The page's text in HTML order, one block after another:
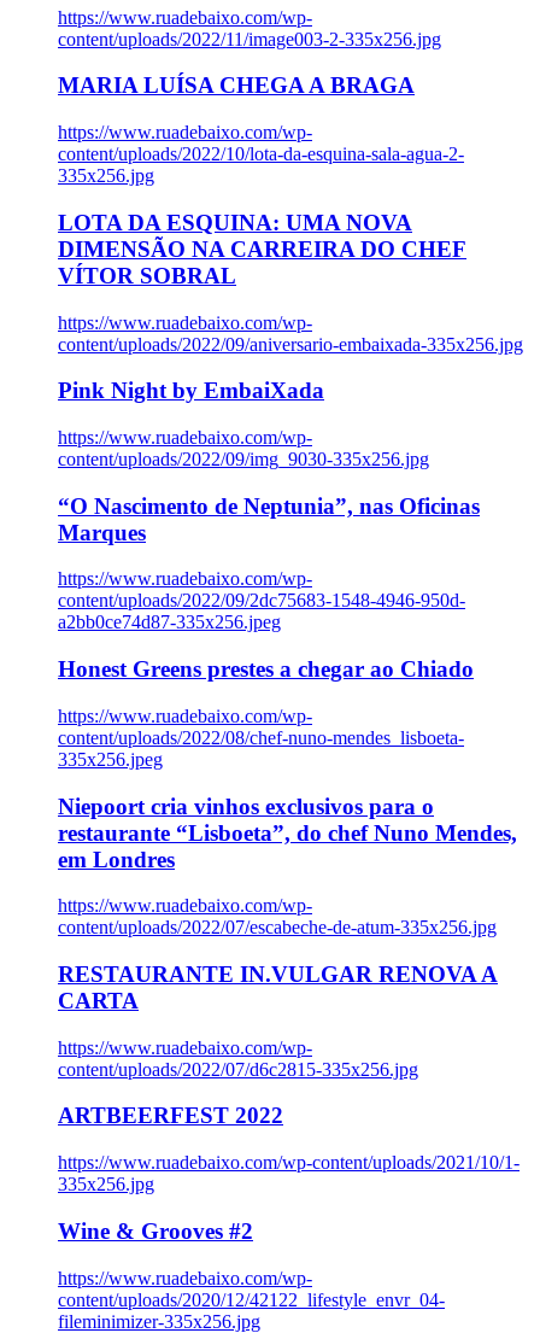
https://www.ruadebaixo.com/wp-
content/uploads/2022/11/image003-2-335x256.jpg
MARIA LUÍSA CHEGA A BRAGA
https://www.ruadebaixo.com/wp-
content/uploads/2022/10/lota-da-esquina-sala-agua-2-
335x256.jpg
LOTA DA ESQUINA: UMA NOVA
DIMENSÃO NA CARREIRA DO CHEF
VÍTOR SOBRAL
https://www.ruadebaixo.com/wp-
content/uploads/2022/09/aniversario-embaixada-335x256.jpg
Pink Night by EmbaiXada
https://www.ruadebaixo.com/wp-
content/uploads/2022/09/img_9030-335x256.jpg
“O Nascimento de Neptunia”, nas Oficinas
Marques
https://www.ruadebaixo.com/wp-
content/uploads/2022/09/2dc75683-1548-4946-950d-
a2bb0ce74d87-335x256.jpeg
Honest Greens prestes a chegar ao Chiado
https://www.ruadebaixo.com/wp-
content/uploads/2022/08/chef-nuno-mendes_lisboeta-
335x256.jpeg
Niepoort cria vinhos exclusivos para o
restaurante “Lisboeta”, do chef Nuno Mendes,
em Londres
https://www.ruadebaixo.com/wp-
content/uploads/2022/07/escabeche-de-atum-335x256.jpg
RESTAURANTE IN.VULGAR RENOVA A
CARTA
https://www.ruadebaixo.com/wp-
content/uploads/2022/07/d6c2815-335x256.jpg
ARTBEERFEST 2022
https://www.ruadebaixo.com/wp-content/uploads/2021/10/1-
335x256.jpg
Wine & Grooves #2
https://www.ruadebaixo.com/wp-
content/uploads/2020/12/42122_lifestyle_envr_04-
fileminimizer-335x256.jpg